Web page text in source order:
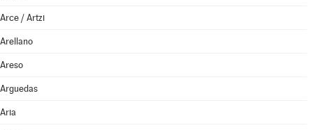
Arce / Artzi
Arellano
Areso
Arguedas
Aria